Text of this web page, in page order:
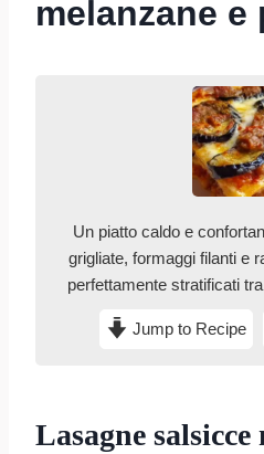
melanzane e
Un piatto caldo e
grigliate, formaggi filanti e
perfettamente stratificati
Jump to Recipe
Lasagne salsicce